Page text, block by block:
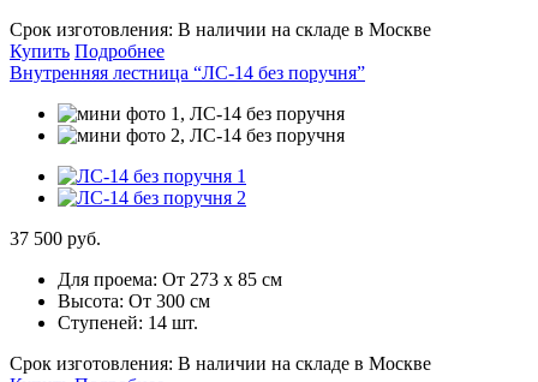
Срок изготовления: В наличии на складе в Москве
Купить Подробнее
Внутренняя лестница “ЛС-14 без поручня”
37 500 руб.
Для проема: От 273 х 85 см
Высота: От 300 см
Ступеней: 14 шт.
Срок изготовления: В наличии на складе в Москве